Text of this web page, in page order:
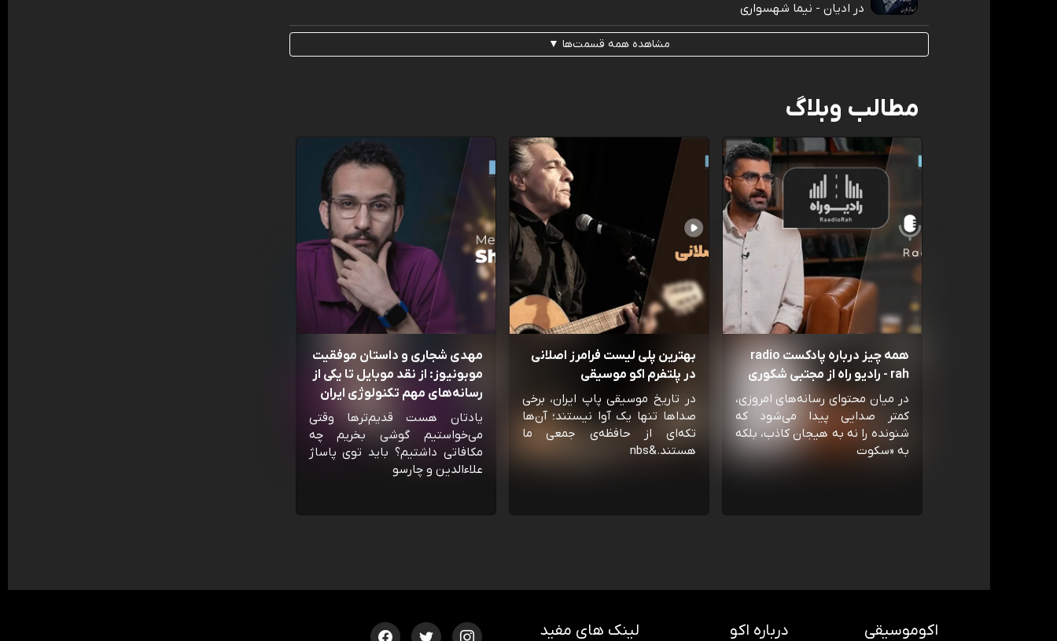
در ادیان - نیما شهسواری
مشاهده همه قسمت‌ها ▼
مطالب وبلاگ
همه چیز درباره پادکست radio
rah - رادیو راه از مجتبی شکوری
در میان محتوای رسانه‌های امروزی،
کمتر صدایی پیدا می‌شود که
شنونده را نه به هیجان کاذب، بلکه
به «سکوت
بهترین پلی لیست فرامرز اصلانی
در پلتفرم اکو موسیقی
در تاریخ موسیقی پاپ ایران، برخی
صداها تنها یک آوا نیستند؛ آن‌ها
تکه‌ای از حافظه‌ی جمعی ما
هستند.&nbs
مهدی شجاری و داستان موفقیت
موبونیوز: از نقد موبایل تا یکی از
رسانه‌‌های مهم تکنولوژی ایران
یادتان هست قدیم‌ترها وقتی
می‌خواستیم گوشی بخریم چه
مکافاتی داشتیم؟ باید توی پاساژ
علاءالدین و چارسو
اکوموسیقی درباره اکو لینک های مفید